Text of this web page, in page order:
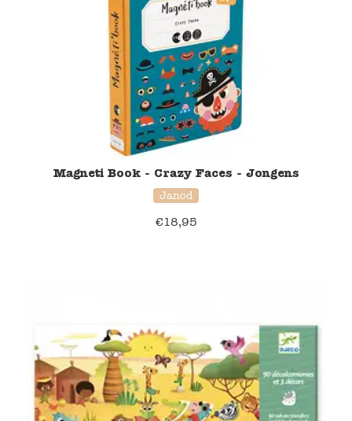
Magneti Book - Crazy Faces - Jongens
Janod
€18,95